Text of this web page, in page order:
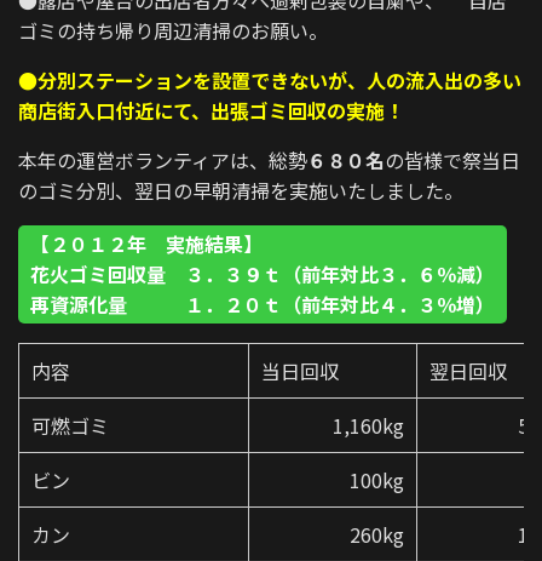
ゴミの持ち帰り周辺清掃のお願い。
●分別ステーションを設置できないが、人の流入出の多い
商店街入口付近にて、出張ゴミ回収の実施！
本年の運営ボランティアは、総勢６８０名の皆様で祭当日
のゴミ分別、翌日の早朝清掃を実施いたしました。
【２０１２年 実施結果】
花火ゴミ回収量 ３．３９ｔ（前年対比３．６％減）
再資源化量 １．２０ｔ（前年対比４．３％増）
内容 当日回収
翌日回収
可燃ゴミ
1,160kg
ビン
100kg
カン
260kg